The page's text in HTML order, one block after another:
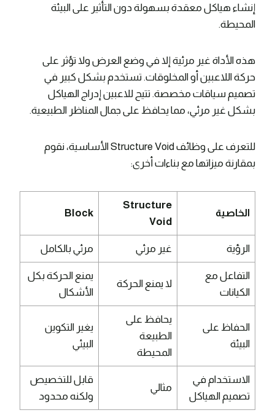
إنشاء هياكل معقدة بسهولة دون التأثير على البيئة
المحيطة.
هذه الأداة غير مرئية إلا في وضع العرض ولا تؤثر على
حركة اللاعبين أو المخلوقات. تستخدم بشكل كبير في
تصميم سياقات مخصصة. تتيح للاعبين إدراج الهياكل
بشكل غير مرئي، مما يحافظ على جمال المناظر الطبيعية.
للتعرف على وظائف Structure Void الأساسية، نقوم
بمقارنة ميزاتها مع بناءات أخرى:
الخاصية
Structure
Void
Block
الرؤية غير مرئي مرئي بالكامل
التفاعل مع
الكيانات
لا يمنع الحركة
يمنع الحركة بكل
الأشكال
الحفاظ على
البيئة
يحافظ على
الطبيعة
المحيطة
يغير التكوين
البيئي
الاستخدام في
تصميم الهياكل
مثالي
قابل للتخصيص
ولكنه محدود